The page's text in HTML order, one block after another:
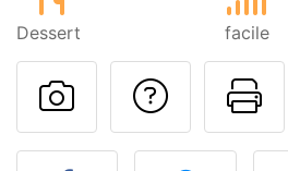
Dessert facile
Publier votre